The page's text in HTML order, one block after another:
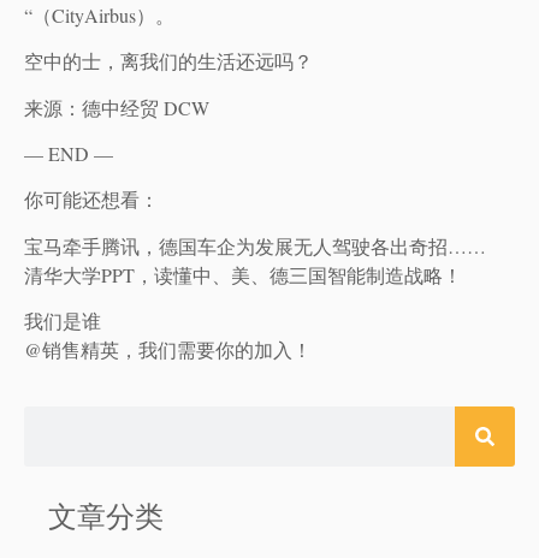
“（CityAirbus）。
空中的士，离我们的生活还远吗？
来源：德中经贸 DCW
— END —
你可能还想看：
宝马牵手腾讯，德国车企为发展无人驾驶各出奇招……
清华大学PPT，读懂中、美、德三国智能制造战略！
我们是谁
@销售精英，我们需要你的加入！
文章分类